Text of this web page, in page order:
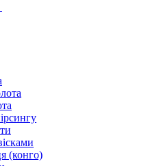
(конго)